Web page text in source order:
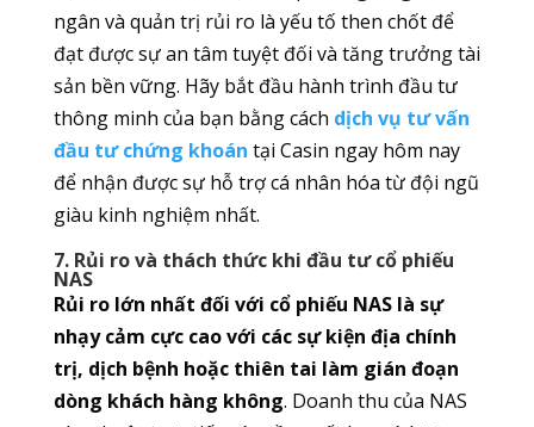
ngân và quản trị rủi ro là yếu tố then chốt để
đạt được sự an tâm tuyệt đối và tăng trưởng tài
sản bền vững. Hãy bắt đầu hành trình đầu tư
thông minh của bạn bằng cách dịch vụ tư vấn
đầu tư chứng khoán tại Casin ngay hôm nay
để nhận được sự hỗ trợ cá nhân hóa từ đội ngũ
giàu kinh nghiệm nhất.
7. Rủi ro và thách thức khi đầu tư cổ phiếu
NAS
Rủi ro lớn nhất đối với cổ phiếu NAS là sự
nhạy cảm cực cao với các sự kiện địa chính
trị, dịch bệnh hoặc thiên tai làm gián đoạn
dòng khách hàng không. Doanh thu của NAS